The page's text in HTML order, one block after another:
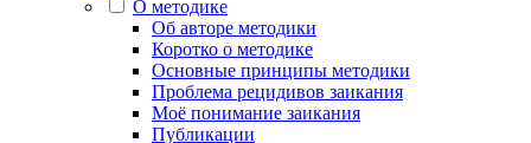
О методике
Об авторе методики
Коротко о методике
Основные принципы методики
Проблема рецидивов заикания
Моё понимание заикания
Публикации